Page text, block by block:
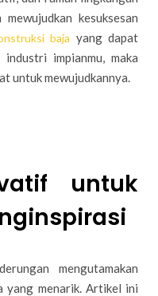
kesuksesan
baja yang dapat
impianmu, maka
untuk mewujudkannya.
untuk
mengutamakan
yang menarik. Artikel ini